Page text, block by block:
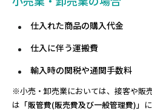
仕入れた商品の購入代金
仕入に伴う運搬費
輸入時の関税や通関手数料
※小売・卸売業においては、接客や販
は 「販管費(販売費及び一般管理費)」